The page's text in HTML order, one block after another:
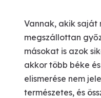
Vannak, akik
megszállottan
másokat is azok
akkor több béke
elismerése nem
természetes, és